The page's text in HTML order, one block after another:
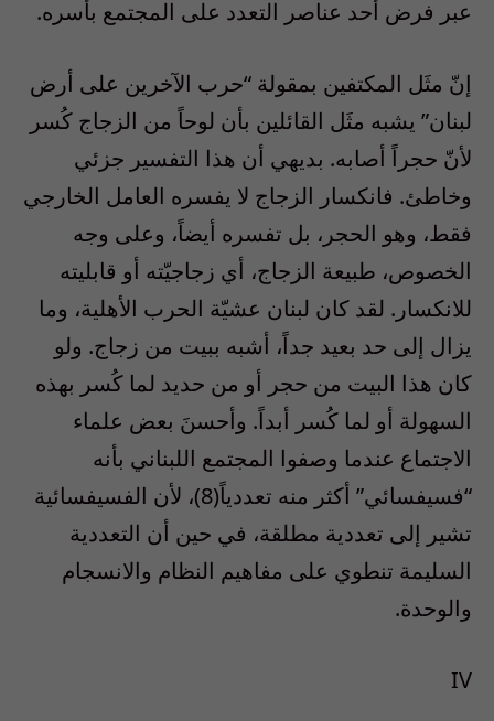
عبر فرض أحد عناصر التعدد على المجتمع بأسره.
إنّ مثَل المكتفين بمقولة “حرب الآخرين على أرض
لبنان” يشبه مثَل القائلين بأن لوحاً من الزجاج كُسر
لأنّ حجراً أصابه. بديهي أن هذا التفسير جزئي
وخاطئ. فانكسار الزجاج لا يفسره العامل الخارجي
فقط، وهو الحجر، بل تفسره أيضاً، وعلى وجه
الخصوص، طبيعة الزجاج، أي زجاجيّته أو قابليته
للانكسار. لقد كان لبنان عشيّة الحرب الأهلية، وما
يزال إلى حد بعيد جداً، أشبه ببيت من زجاج. ولو
كان هذا البيت من حجر أو من حديد لما كُسر بهذه
السهولة أو لما كُسر أبداً. وأحسنَ بعض علماء
الاجتماع عندما وصفوا المجتمع اللبناني بأنه
“فسيفسائي” أكثر منه تعددياً(8)، لأن الفسيفسائية
تشير إلى تعددية مطلقة، في حين أن التعددية
السليمة تنطوي على مفاهيم النظام والانسجام
والوحدة.
IV